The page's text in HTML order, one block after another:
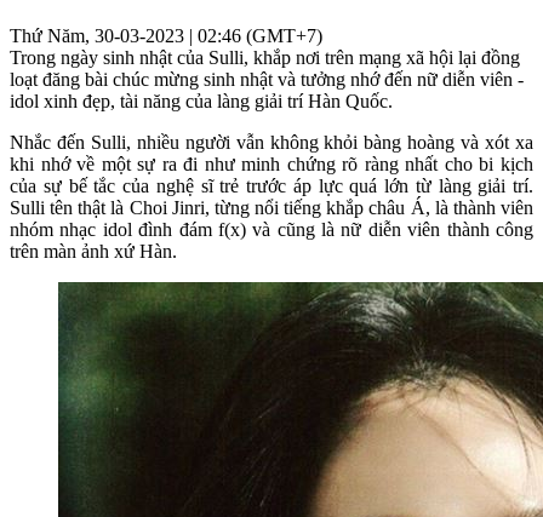
Thứ Năm, 30-03-2023 | 02:46 (GMT+7)
Trong ngày sinh nhật của Sulli, khắp nơi trên mạng xã hội lại đồng
loạt đăng bài chúc mừng sinh nhật và tưởng nhớ đến nữ diễn viên -
idol xinh đẹp, tài năng của làng giải trí Hàn Quốc.
Nhắc đến Sulli, nhiều người vẫn không khỏi bàng hoàng và xót xa
khi nhớ về một sự ra đi như minh chứng rõ ràng nhất cho bi kịch
của sự bế tắc của nghệ sĩ trẻ trước áp lực quá lớn từ làng giải trí.
Sulli tên thật là Choi Jinri, từng nổi tiếng khắp châu Á, là thành viên
nhóm nhạc idol đình đám f(x) và cũng là nữ diễn viên thành công
trên màn ảnh xứ Hàn.